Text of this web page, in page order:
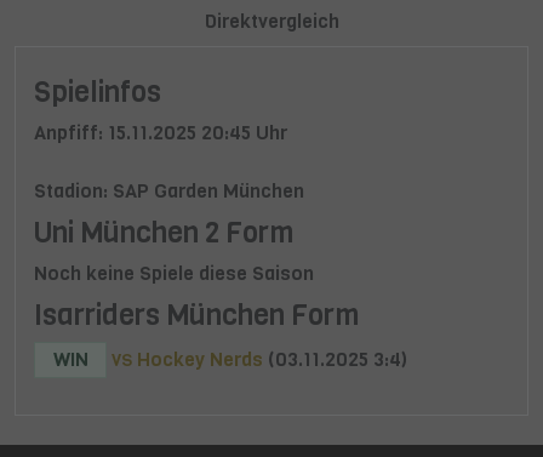
Direktvergleich
Spielinfos
Anpfiff: 15.11.2025 20:45 Uhr
Stadion: SAP Garden München
Uni München 2 Form
Noch keine Spiele diese Saison
Isarriders München Form
WIN VS Hockey Nerds (03.11.2025 3:4)